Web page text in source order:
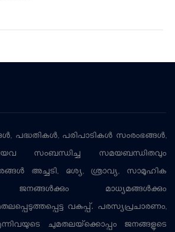
പദ്ധതികള്‍, പരിപാടികള്‍ സംരംഭങ്ങള്‍,
സംബന്ധിച്ച സമയബന്ധിതവും
അച്ചടി, ദൃശ്യ, ശ്രാവ്യ, സാമൂഹിക
ജനങ്ങള്‍ക്കും മാധ്യമങ്ങള്‍ക്കും
വകുപ്പ്. പരസ്യപ്രചാരണം,
ചുമതലയ്‌ക്കൊപ്പം ജനങ്ങളുടെ